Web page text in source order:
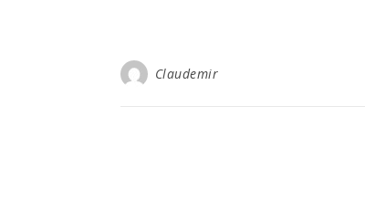
Claudemir